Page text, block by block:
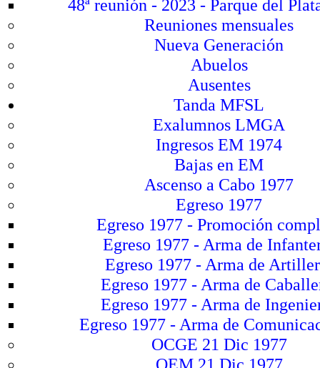
48ª reunión - 2023 - Parque del
Reuniones mensuales
Nueva Generación
Abuelos
Ausentes
Tanda MFSL
Exalumnos LMGA
Ingresos EM 1974
Bajas en EM
Ascenso a Cabo 1977
Egreso 1977
Egreso 1977 - Promoción
Egreso 1977 - Arma de
Egreso 1977 - Arma de
Egreso 1977 - Arma de
Egreso 1977 - Arma de
Egreso 1977 - Arma de
OCGE 21 Dic 1977
OEM 21 Dic 1977